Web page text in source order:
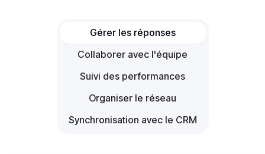
Gérer les réponses
Collaborer avec l'équipe
Suivi des performances
Organiser le réseau
Synchronisation avec le CRM